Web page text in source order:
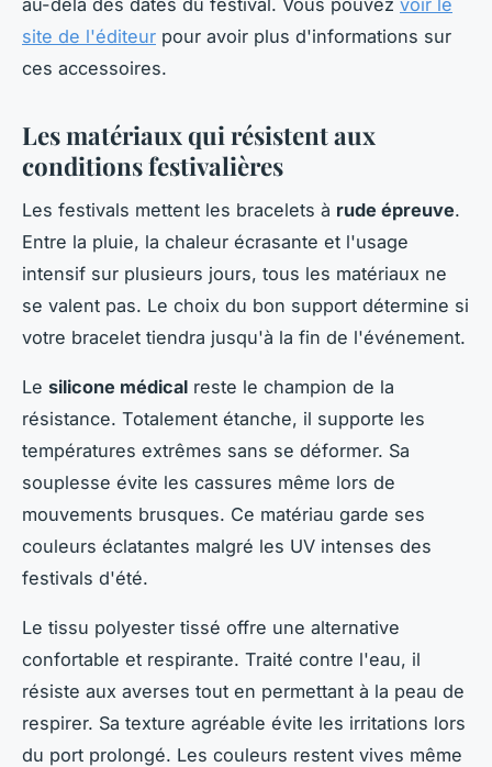
site de l'éditeur pour avoir plus d'informations sur
ces accessoires.
Les matériaux qui résistent aux
conditions festivalières
Les festivals mettent les bracelets à rude épreuve.
Entre la pluie, la chaleur écrasante et l'usage
intensif sur plusieurs jours, tous les matériaux ne
se valent pas. Le choix du bon support détermine si
votre bracelet tiendra jusqu'à la fin de l'événement.
Le silicone médical reste le champion de la
résistance. Totalement étanche, il supporte les
températures extrêmes sans se déformer. Sa
souplesse évite les cassures même lors de
mouvements brusques. Ce matériau garde ses
couleurs éclatantes malgré les UV intenses des
festivals d'été.
Le tissu polyester tissé offre une alternative
confortable et respirante. Traité contre l'eau, il
résiste aux averses tout en permettant à la peau de
respirer. Sa texture agréable évite les irritations lors
du port prolongé. Les couleurs restent vives même